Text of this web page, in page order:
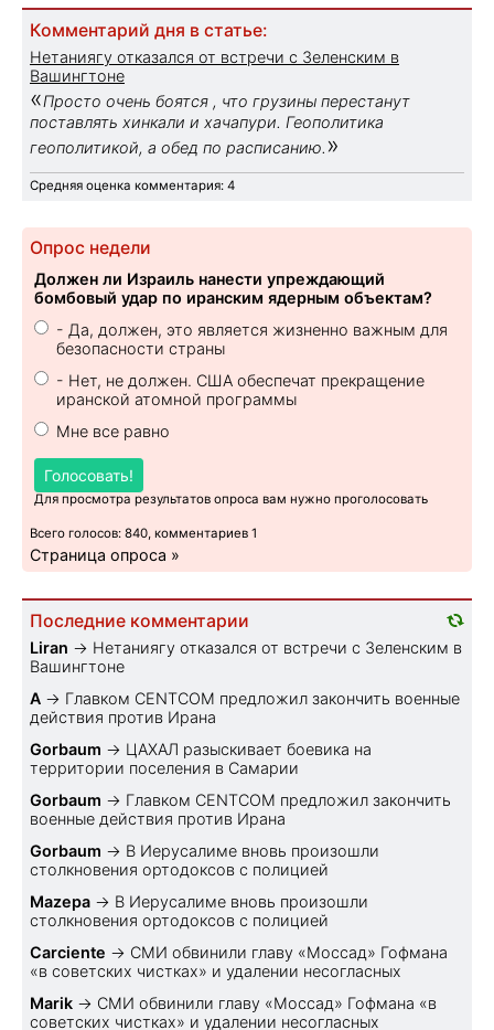
Комментарий дня в статье:
Нетаниягу отказался от встречи с Зеленским в
Вашингтоне
«Просто очень боятся , что грузины перестанут
поставлять хинкали и хачапури. Геополитика
геополитикой, а обед по расписанию. »
Средняя оценка комментария: 4
Опрос недели
Должен ли Израиль нанести упреждающий
бомбовый удар по иранским ядерным объектам?
- Да, должен, это является жизненно важным для
безопасности страны
- Нет, не должен. США обеспечат прекращение
иранской атомной программы
Мне все равно
Голосовать!
Для просмотра результатов опроса вам нужно проголосовать
Всего голосов: 840, комментариев 1
Страница опроса »
Последние комментарии
Liran → Нетаниягу отказался от встречи с Зеленским в
Вашингтоне
A → Главком CENTCOM предложил закончить военные
действия против Ирана
Gorbaum → ЦАХАЛ разыскивает боевика на
территории поселения в Самарии
Gorbaum → Главком CENTCOM предложил закончить
военные действия против Ирана
Gorbaum → В Иерусалиме вновь произошли
столкновения ортодоксов с полицией
Mazepa → В Иерусалиме вновь произошли
столкновения ортодоксов с полицией
Carciente → СМИ обвинили главу «Моссад» Гофмана
«в советских чистках» и удалении несогласных
Marik → СМИ обвинили главу «Моссад» Гофмана «в
советских чистках» и удалении несогласных